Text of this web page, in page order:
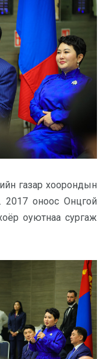
газар хоорондын
2017 оноос Онцгой
оуютнаа сургаж